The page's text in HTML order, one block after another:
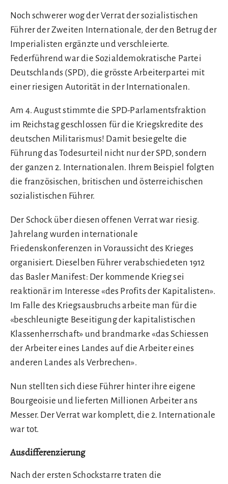
Noch schwerer wog der Verrat der sozialistischen
Führer der Zweiten Internationale, der den Betrug der
Imperialisten ergänzte und verschleierte.
Federführend war die Sozialdemokratische Partei
Deutschlands (SPD), die grösste Arbeiterpartei mit
einer riesigen Autorität in der Internationalen.
Am 4. August stimmte die SPD-Parlamentsfraktion
im Reichstag geschlossen für die Kriegskredite des
deutschen Militarismus! Damit besiegelte die
Führung das Todesurteil nicht nur der SPD, sondern
der ganzen 2. Internationalen. Ihrem Beispiel folgten
die französischen, britischen und österreichischen
sozialistischen Führer.
Der Schock über diesen offenen Verrat war riesig.
Jahrelang wurden internationale
Friedenskonferenzen in Voraussicht des Krieges
organisiert. Dieselben Führer verabschiedeten 1912
das Basler Manifest: Der kommende Krieg sei
reaktionär im Interesse «des Profits der Kapitalisten».
Im Falle des Kriegsausbruchs arbeite man für die
«beschleunigte Beseitigung der kapitalistischen
Klassenherrschaft» und brandmarke «das Schiessen
der Arbeiter eines Landes auf die Arbeiter eines
anderen Landes als Verbrechen».
Nun stellten sich diese Führer hinter ihre eigene
Bourgeoisie und lieferten Millionen Arbeiter ans
Messer. Der Verrat war komplett, die 2. Internationale
war tot.
Ausdifferenzierung
Nach der ersten Schockstarre traten die